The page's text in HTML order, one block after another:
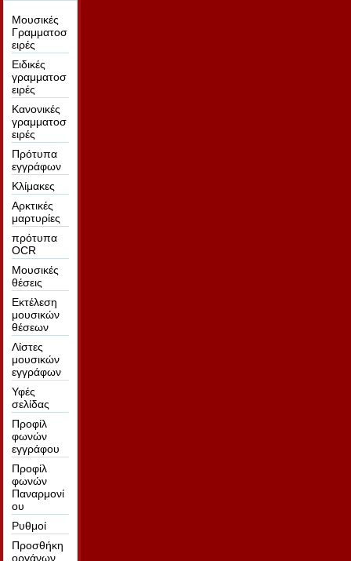
Μουσικές
Γραμματοσ
ειρές
Ειδικές
γραμματοσ
ειρές
Κανονικές
γραμματοσ
ειρές
Πρότυπα
εγγράφων
Κλίμακες
Αρκτικές
μαρτυρίες
πρότυπα
OCR
Μουσικές
θέσεις
Εκτέλεση
μουσικών
θέσεων
Λίστες
μουσικών
εγγράφων
Υφές
σελίδας
Προφίλ
φωνών
εγγράφου
Προφίλ
φωνών
Παναρμονί
ου
Ρυθμοί
Προσθήκη
οργάνων